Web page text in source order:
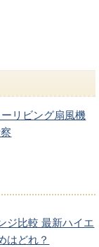
リビング扇風機
ジ比較 最新ハイエ
はどれ？